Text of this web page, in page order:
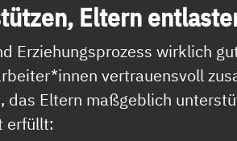
El­tern
Erziehungsprozess wirklich
vertrauensvoll
das Eltern maßgeblich
erfüllt: